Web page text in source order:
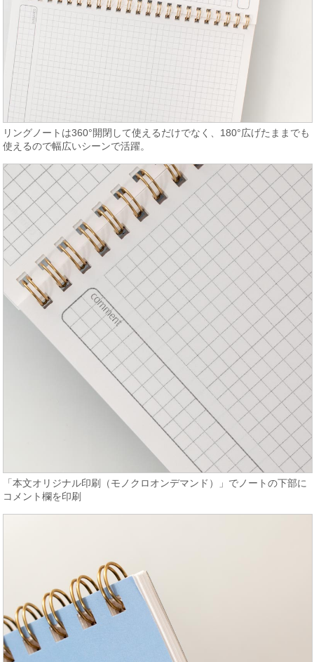
リングノートは360°開閉して使えるだけでなく、180°広げたままでも
使えるので幅広いシーンで活躍。
「本文オリジナル印刷（モノクロオンデマンド）」でノートの下部に
コメント欄を印刷